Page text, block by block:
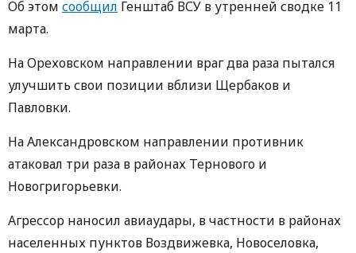
Об этом сообщил Генштаб ВСУ в утренней сводке 11
марта.
На Ореховском направлении враг два раза пытался
улучшить свои позиции вблизи Щербаков и
Павловки.
На Александровском направлении противник
атаковал три раза в районах Тернового и
Новогригорьевки.
Агрессор наносил авиаудары, в частности в районах
населенных пунктов Воздвижевка, Новоселовка,